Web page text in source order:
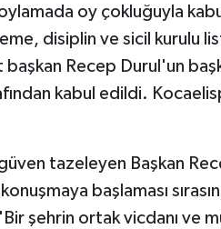
oy çokluğuyla
disiplin ve sicil kurulu
Recep Durul'un
kabul edildi.
tazeleyen Başkan
başlaması
şehrin ortak vicdanı ve